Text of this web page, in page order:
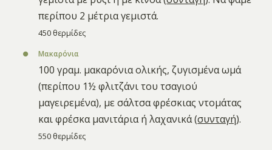
περίπου 2 μέτρια γεμιστά.
450 θερμίδες
Μακαρόνια
100 γραμ. μακαρόνια ολικής, ζυγισμένα ωμά
(περίπου 1½ φλιτζάνι του τσαγιού
μαγειρεμένα), με σάλτσα φρέσκιας ντομάτας
και φρέσκα μανιτάρια ή λαχανικά (συνταγή).
550 θερμίδες